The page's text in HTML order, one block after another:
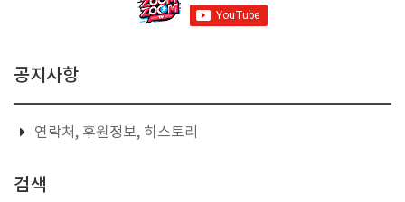
공지사항
연락처, 후원정보, 히스토리
검색